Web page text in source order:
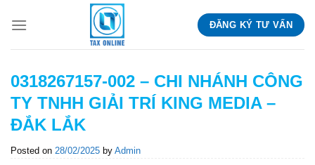
ĐĂNG KÝ TƯ VẤN
0318267157-002 – CHI NHÁNH CÔNG
TY TNHH GIẢI TRÍ KING MEDIA –
ĐẮK LẮK
Posted on 28/02/2025 by Admin